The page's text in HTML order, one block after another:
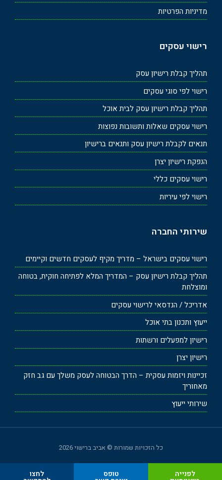
מדיניות הפרטיות
רישוי עסקים
תהליך קבלת רישיון עסק
רישוי לפי סוגי עסקים
תהליך קבלת רישיון עסק לבית אוכל
רישוי עסקים שאלות ותשובות נפוצות
תנאים לקבלת רישיון עסק ותנאים ברישיון
הנפקת רישיון יצרן
רישוי עסקים כללי
רישוי לפי עיריות
שירותי החברה
רישוי עסקים בישראל – מדריך מקיף לעסקים חדשים וקיימים
תהליך קבלת רישיון עסק – המדריך המלא לפתיחה חוקית, בטוחה
ומוצלחת
אדריכל / הנדסאי לרישוי עסקים
ייעוץ ותכנון בתי אוכל
רישיון למפעלים ורשתות
רישיון יצרן
זכיינות ויזמות עסקית – הדרך הבטוחה לעסק משלך עם גב חזק
מאחוריך
שירותי ייעוץ
כל הזכויות שמורות © אביב ברישוי 2026
לפנייה טופס לחצו